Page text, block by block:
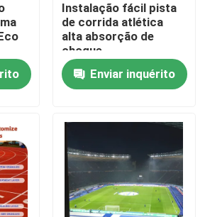
Instalação fácil pista
de corrida atlética
alta absorção de
choque
Enviar inquérito